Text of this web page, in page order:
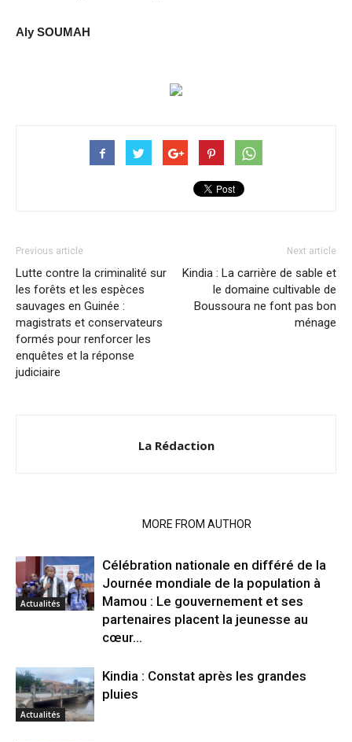
Aly SOUMAH
Previous article
Lutte contre la criminalité sur
les forêts et les espèces
sauvages en Guinée :
magistrats et conservateurs
formés pour renforcer les
enquêtes et la réponse
judiciaire
Next article
Kindia : La carrière de sable et
le domaine cultivable de
Boussoura ne font pas bon
ménage
La Rédaction
MORE FROM AUTHOR
Actualités
Célébration nationale en différé de la
Journée mondiale de la population à
Mamou : Le gouvernement et ses
partenaires placent la jeunesse au
cœur...
Actualités
Kindia : Constat après les grandes
pluies